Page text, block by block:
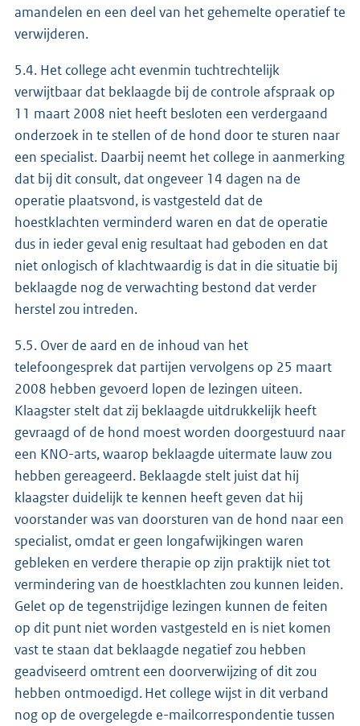
amandelen en een deel van het gehemelte operatief te
verwijderen.
5.4. Het college acht evenmin tuchtrechtelijk
verwijtbaar dat beklaagde bij de controle afspraak op
11 maart 2008 niet heeft besloten een verdergaand
onderzoek in te stellen of de hond door te sturen naar
een specialist. Daarbij neemt het college in aanmerking
dat bij dit consult, dat ongeveer 14 dagen na de
operatie plaatsvond, is vastgesteld dat de
hoestklachten verminderd waren en dat de operatie
dus in ieder geval enig resultaat had geboden en dat
niet onlogisch of klachtwaardig is dat in die situatie bij
beklaagde nog de verwachting bestond dat verder
herstel zou intreden.
5.5. Over de aard en de inhoud van het
telefoongesprek dat partijen vervolgens op 25 maart
2008 hebben gevoerd lopen de lezingen uiteen.
Klaagster stelt dat zij beklaagde uitdrukkelijk heeft
gevraagd of de hond moest worden doorgestuurd naar
een KNO-arts, waarop beklaagde uitermate lauw zou
hebben gereageerd. Beklaagde stelt juist dat hij
klaagster duidelijk te kennen heeft geven dat hij
voorstander was van doorsturen van de hond naar een
specialist, omdat er geen longafwijkingen waren
gebleken en verdere therapie op zijn praktijk niet tot
vermindering van de hoestklachten zou kunnen leiden.
Gelet op de tegenstrijdige lezingen kunnen de feiten
op dit punt niet worden vastgesteld en is niet komen
vast te staan dat beklaagde negatief zou hebben
geadviseerd omtrent een doorverwijzing of dit zou
hebben ontmoedigd. Het college wijst in dit verband
nog op de overgelegde e-mailcorrespondentie tussen